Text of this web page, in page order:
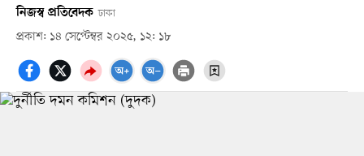
নিজস্ব প্রতিবেদক ঢাকা
প্রকাশ: ১৪ সেপ্টেম্বর ২০২৫, ১২: ১৮